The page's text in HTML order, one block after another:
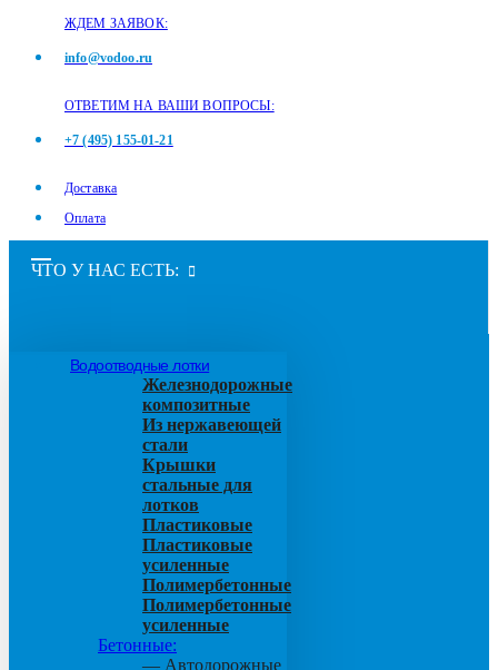
ЖДЕМ ЗАЯВОК:
info@vodoo.ru
ОТВЕТИМ НА ВАШИ ВОПРОСЫ:
+7 (495) 155-01-21
Доставка
Оплата
ЧТО У НАС ЕСТЬ:
Водоотводные лотки
Железнодорожные
композитные
Из нержавеющей
стали
Крышки
стальные для
лотков
Пластиковые
Пластиковые
усиленные
Полимербетонные
Полимербетонные
усиленные
Бетонные:
— Автодорожные